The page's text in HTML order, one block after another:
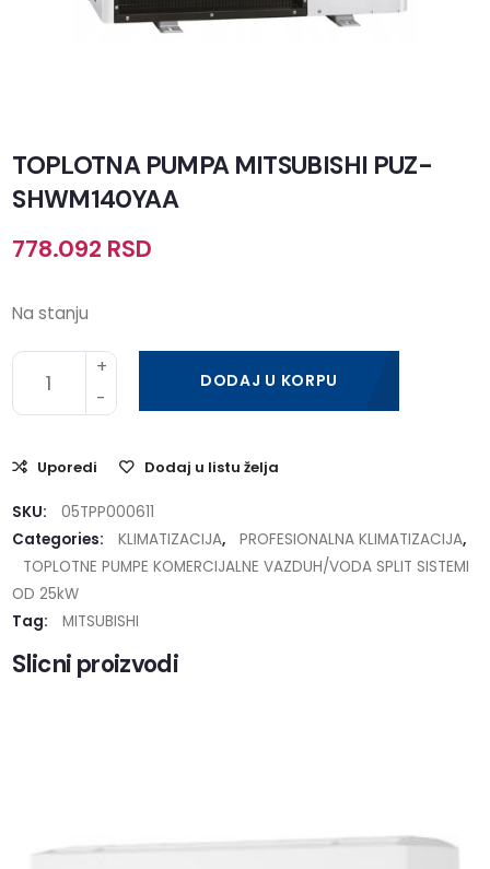
TOPLOTNA PUMPA MITSUBISHI PUZ-
SHWM140YAA
778.092 RSD
Na stanju
DODAJ U KORPU
Uporedi Dodaj u listu želja
SKU:
05TPP000611
Categories:
KLIMATIZACIJA, PROFESIONALNA KLIMATIZACIJA,
TOPLOTNE PUMPE KOMERCIJALNE VAZDUH/VODA SPLIT SISTEMI
OD 25kW
Tag:
MITSUBISHI
Slicni proizvodi